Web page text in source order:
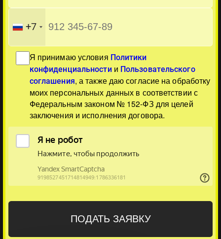
+7
Я принимаю условия Политики
конфиденциальностии Пользовательского
соглашения, а также даю согласие на обработку
моих персональных данных в соответствии с
Федеральным законом № 152-ФЗ для целей
заключения и исполнения договора.